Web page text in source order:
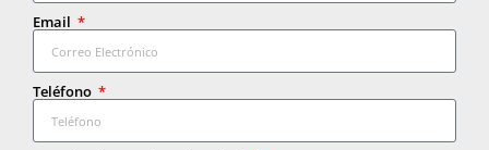
Email
Teléfono